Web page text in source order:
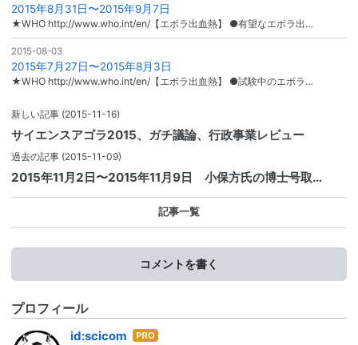
2015年8月31日〜2015年9月7日
★WHO http://www.who.int/en/【エボラ出血熱】 ●有望なエボラ出…
2015-08-03
2015年7月27日〜2015年8月3日
★WHO http://www.who.int/en/【エボラ出血熱】 ●試験中のエボラ…
新しい記事 (2015-11-16)
サイエンスアゴラ2015、ガチ議論、行政事業レビュー
過去の記事 (2015-11-09)
2015年11月2日〜2015年11月9日 小保方氏の博士号取…
記事一覧
コメントを書く
プロフィール
id:scicom はて